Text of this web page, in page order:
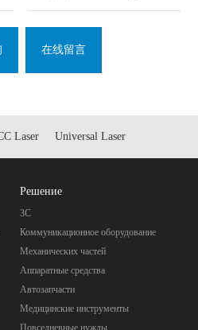
在线留言
Laser Universal Laser
Pешение
3C
Коммуникационное оборудование
Механических частей
Aппаратные средства
Автозапчасти
Mедицинские инструменты
Повседневные нужды